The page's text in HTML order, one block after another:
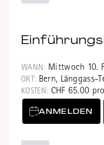
WANN: Mittwoch 10.
ORT: Bern, Länggass-
KOSTEN: CHF 65.00
ANMELDEN